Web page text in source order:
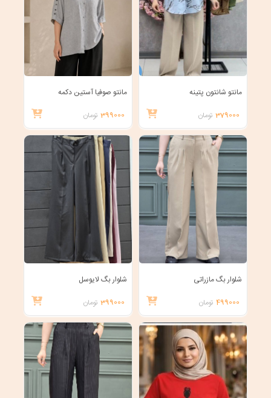
مانتو شانتون پتینه
379000 تومان
مانتو صوفیا آستین دکمه
399000 تومان
شلوار بگ مازراتی
499000 تومان
شلوار بگ لایوسل
399000 تومان